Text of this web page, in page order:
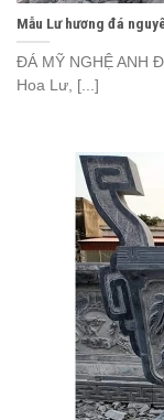
Mẫu Lư hương đá
ĐÁ MỸ NGHỆ ANH
Hoa Lư, [...]